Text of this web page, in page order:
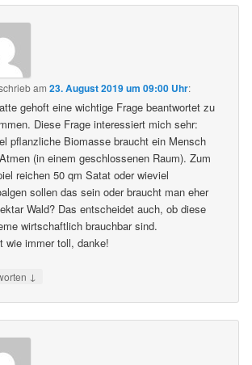
am23. August 2019 um 09:00 Uhr:
gehoft eine wichtige Frage beantwortet zu
Diese Frage interessiert mich sehr:
pflanzliche Biomasse braucht ein Mensch
(in einem geschlossenen Raum). Zum
reichen 50 qm Satat oder wieviel
sollen das sein oder braucht man eher
Wald? Das entscheidet auch, ob diese
wirtschaftlich brauchbar sind.
wie immer toll, danke!
↓